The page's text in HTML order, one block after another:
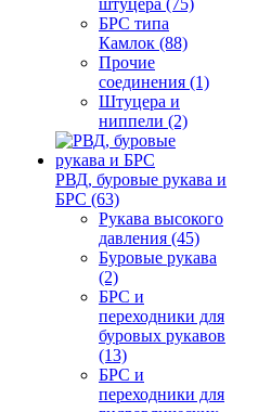
штуцера (75)
БРС типа
Камлок (88)
Прочие
соединения (1)
Штуцера и
ниппели (2)
РВД, буровые рукава и
БРС (63)
Рукава высокого
давления (45)
Буровые рукава
(2)
БРС и
переходники для
буровых рукавов
(13)
БРС и
переходники для